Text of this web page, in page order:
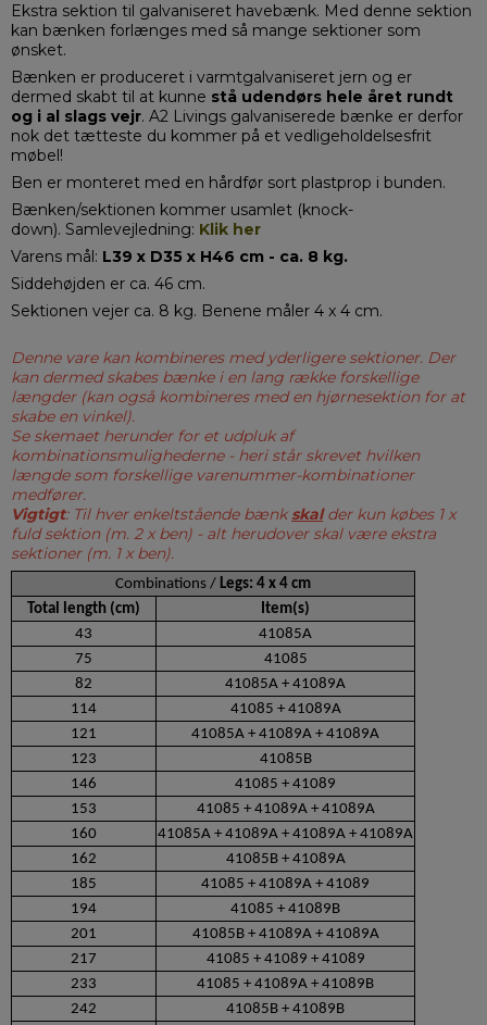
Ekstra sektion til galvaniseret havebænk. Med denne sektion
kan bænken forlænges med så mange sektioner som
ønsket.
Bænken er produceret i varmtgalvaniseret jern og er
dermed skabt til at kunne stå udendørs hele året rundt
og i al slags vejr. A2 Livings galvaniserede bænke er derfor
nok det tætteste du kommer på et vedligeholdelsesfrit
møbel!
Ben er monteret med en hårdfør sort plastprop i bunden.
Bænken/sektionen kommer usamlet (knock-
down). Samlevejledning: Klik her
Varens mål: L39 x D35 x H46 cm - ca. 8 kg.
Siddehøjden er ca. 46 cm.
Sektionen vejer ca. 8 kg. Benene måler 4 x 4 cm.
Denne vare kan kombineres med yderligere sektioner. Der
kan dermed skabes bænke i en lang række forskellige
længder (kan også kombineres med en hjørnesektion for at
skabe en vinkel).
Se skemaet herunder for et udpluk af
kombinationsmulighederne - heri står skrevet hvilken
længde som forskellige varenummer-kombinationer
medfører.
Vigtigt: Til hver enkeltstående bænk skal der kun købes 1 x
fuld sektion (m. 2 x ben) - alt herudover skal være ekstra
sektioner (m. 1 x ben).
Combinations / Legs: 4 x 4 cm
Total length (cm)
Item(s)
43
41085A
75
41085
82
41085A + 41089A
114
41085 + 41089A
121
41085A + 41089A + 41089A
123
41085B
146
41085 + 41089
153
41085 + 41089A + 41089A
160
41085A + 41089A + 41089A + 41089A
162
41085B + 41089A
185
41085 + 41089A + 41089
194
41085 + 41089B
201
41085B + 41089A + 41089A
217
41085 + 41089 + 41089
233
41085 + 41089A + 41089B
242
41085B + 41089B